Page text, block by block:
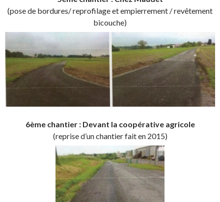
(pose de bordures/ reprofilage et empierrement / revêtement
bicouche)
6ème chantier : Devant la coopérative agricole
(reprise d’un chantier fait en 2015)